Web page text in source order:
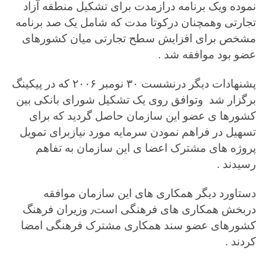
نموده ویک برنامه درازمدت برای تشکیل منطقه آزاد
تجارتی وهمچنان درکوتا مدت که شامل یک صد برنامه
مشخص برای افزایش سطح تجارتی میان کشورهای
عضو بود موافقه شد .
پشنهادات دیگر درنشست ۳۰ نومبر ۲۰۰۶ که در پیکینگ
برگزار شد وتوافق روی یک تشکیل شورای بانکی بین
کشورها ی عضو این سازمان حاصل گردید که برای
تسهیل در فراهم نمودن سرمایه مورد نیازبرای تمویل
پروژه های مشترک اعضا ی این سازمان به تفاهم
رسیدند .
دستاورد دیگر همکاری های این سازمان موافقه
دربخش همکاری های فرهنگی است٫ وزیران فرهنگ
کشورهای عضو سند همکاری مشترک فرهنگی امضا
کردند .